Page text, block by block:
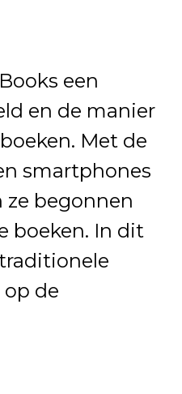
een
en de manier
Met de
smartphones
ze begonnen
boeken. In dit
de